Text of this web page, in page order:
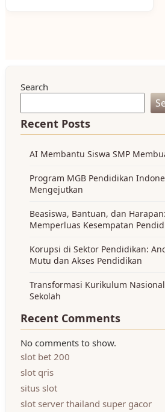
Search
Recent Posts
AI Membantu Siswa SMP
Program MGB Pendidikan
Mengejutkan
Beasiswa, Bantuan, dan
Memperluas Kesempatan
Korupsi di Sektor Pendidikan:
Mutu dan Akses Pendidikan
Transformasi Kurikulum
Sekolah
Recent Comments
No comments to show.
slot bet 200
slot qris
situs slot
slot server thailand super gacor